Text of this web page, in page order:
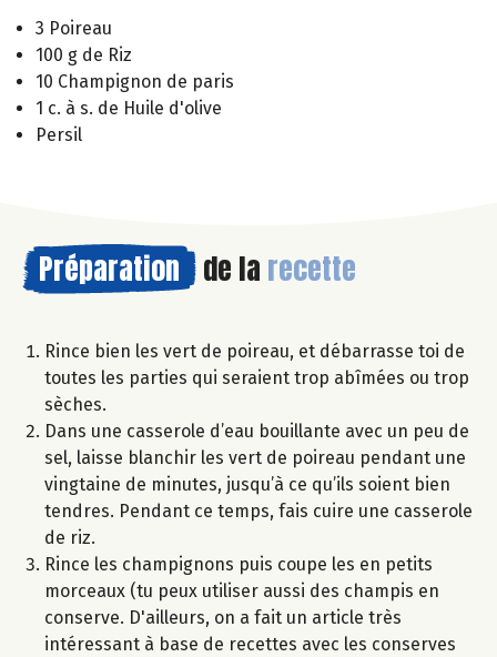
3 Poireau
100 g de Riz
10 Champignon de paris
1 c. à s. de Huile d'olive
Persil
Préparation de la recette
Rince bien les vert de poireau, et débarrasse toi de
toutes les parties qui seraient trop abîmées ou trop
sèches.
Dans une casserole d’eau bouillante avec un peu de
sel, laisse blanchir les vert de poireau pendant une
vingtaine de minutes, jusqu’à ce qu’ils soient bien
tendres. Pendant ce temps, fais cuire une casserole
de riz.
Rince les champignons puis coupe les en petits
morceaux (tu peux utiliser aussi des champis en
conserve. D'ailleurs, on a fait un article très
intéressant à base de recettes avec les conserves